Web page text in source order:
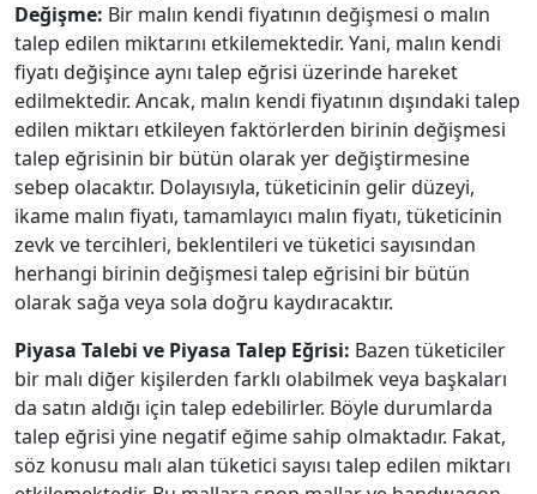
Değişme: Bir malın kendi fiyatının değişmesi o malın
talep edilen miktarını etkilemektedir. Yani, malın kendi
fiyatı değişince aynı talep eğrisi üzerinde hareket
edilmektedir. Ancak, malın kendi fiyatının dışındaki talep
edilen miktarı etkileyen faktörlerden birinin değişmesi
talep eğrisinin bir bütün olarak yer değiştirmesine
sebep olacaktır. Dolayısıyla, tüketicinin gelir düzeyi,
ikame malın fiyatı, tamamlayıcı malın fiyatı, tüketicinin
zevk ve tercihleri, beklentileri ve tüketici sayısından
herhangi birinin değişmesi talep eğrisini bir bütün
olarak sağa veya sola doğru kaydıracaktır.
Piyasa Talebi ve Piyasa Talep Eğrisi: Bazen tüketiciler
bir malı diğer kişilerden farklı olabilmek veya başkaları
da satın aldığı için talep edebilirler. Böyle durumlarda
talep eğrisi yine negatif eğime sahip olmaktadır. Fakat,
söz konusu malı alan tüketici sayısı talep edilen miktarı